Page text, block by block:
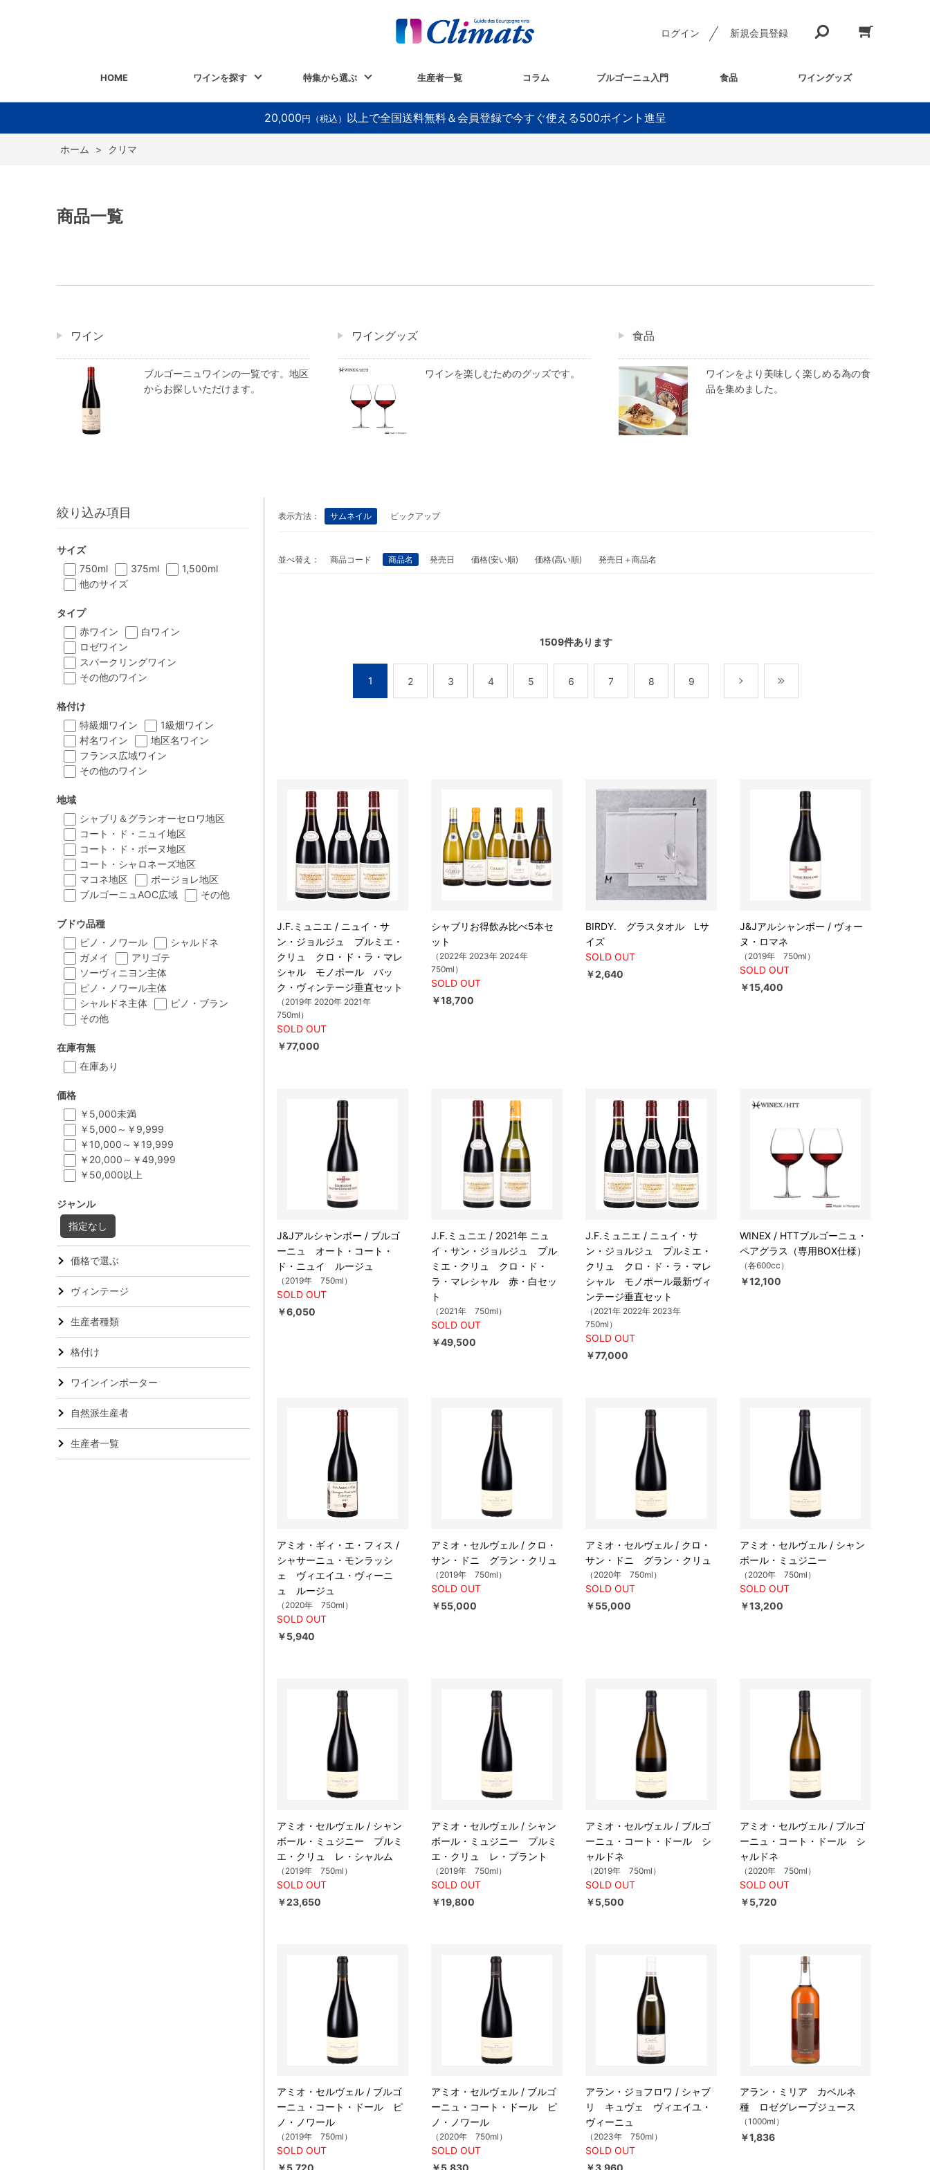
ログイン 新規会員登録
HOME ワインを探す 特集から選ぶ 生産者一覧 コラム ブルゴーニュ入門 食品 ワイングッズ
20,000 円（税込） 以上で全国送料無料＆会員登録で今すぐ使える500ポイント進呈
ホーム > クリマ
商品一覧
ワイン
ブルゴーニュワインの一覧です。地区
からお探しいただけます。
ワイングッズ
ワインを楽しむためのグッズです。
食品
ワインをより美味しく楽しめる為の食
品を集めました。
絞り込み項目
サイズ
750ml
375ml
1,500ml
他のサイズ
タイプ
赤ワイン
白ワイン
ロゼワイン
スパークリングワイン
その他のワイン
格付け
特級畑ワイン
1級畑ワイン
村名ワイン
地区名ワイン
フランス広域ワイン
その他のワイン
地域
シャブリ＆グランオーセロワ地区
コート・ド・ニュイ地区
コート・ド・ボーヌ地区
コート・シャロネーズ地区
マコネ地区
ボージョレ地区
ブルゴーニュAOC広域
その他
ブドウ品種
ピノ・ノワール
シャルドネ
ガメイ
アリゴテ
ソーヴィニヨン主体
ピノ・ノワール主体
シャルドネ主体
ピノ・ブラン
その他
在庫有無
在庫あり
価格
￥5,000未満
￥5,000～￥9,999
￥10,000～￥19,999
￥20,000～￥49,999
￥50,000以上
ジャンル
指定なし
価格で選ぶ
ヴィンテージ
生産者種類
格付け
ワインインポーター
自然派生産者
生産者一覧
表示方法： サムネイル ピックアップ
並べ替え： 商品コード 商品名 発売日 価格(安い順) 価格(高い順) 発売日＋商品名
1509件あります
1 2 3 4 5 6 7 8 9
J.F.ミュニエ / ニュイ・サ
ン・ジョルジュ プルミエ・
クリュ クロ・ド・ラ・マレ
シャル モノポール バッ
ク・ヴィンテージ垂直セット
（2019年 2020年 2021年
750ml）
SOLD OUT
￥77,000
シャブリお得飲み比べ5本セ
ット
（2022年 2023年 2024年
750ml）
SOLD OUT
￥18,700
BIRDY. グラスタオル Lサ
イズ
SOLD OUT
￥2,640
J&Jアルシャンボー / ヴォー
ヌ・ロマネ
（2019年 750ml）
SOLD OUT
￥15,400
J&Jアルシャンボー / ブルゴ
ーニュ オート・コート・
ド・ニュイ ルージュ
（2019年 750ml）
SOLD OUT
￥6,050
J.F.ミュニエ / 2021年 ニュ
イ・サン・ジョルジュ プル
ミエ・クリュ クロ・ド・
ラ・マレシャル 赤・白セッ
ト
（2021年 750ml）
SOLD OUT
￥49,500
J.F.ミュニエ / ニュイ・サ
ン・ジョルジュ プルミエ・
クリュ クロ・ド・ラ・マレ
シャル モノポール最新ヴィ
ンテージ垂直セット
（2021年 2022年 2023年
750ml）
SOLD OUT
￥77,000
WINEX / HTTブルゴーニュ・
ペアグラス（専用BOX仕様）
（各600cc）
￥12,100
アミオ・ギィ・エ・フィス /
シャサーニュ・モンラッシ
ェ ヴィエイユ・ヴィーニ
ュ ルージュ
（2020年 750ml）
SOLD OUT
￥5,940
アミオ・セルヴェル / クロ・
サン・ドニ グラン・クリュ
（2019年 750ml）
SOLD OUT
￥55,000
アミオ・セルヴェル / クロ・
サン・ドニ グラン・クリュ
（2020年 750ml）
SOLD OUT
￥55,000
アミオ・セルヴェル / シャン
ボール・ミュジニー
（2020年 750ml）
SOLD OUT
￥13,200
アミオ・セルヴェル / シャン
ボール・ミュジニー プルミ
エ・クリュ レ・シャルム
（2019年 750ml）
SOLD OUT
￥23,650
アミオ・セルヴェル / シャン
ボール・ミュジニー プルミ
エ・クリュ レ・プラント
（2019年 750ml）
SOLD OUT
￥19,800
アミオ・セルヴェル / ブルゴ
ーニュ・コート・ドール シ
ャルドネ
（2019年 750ml）
SOLD OUT
￥5,500
アミオ・セルヴェル / ブルゴ
ーニュ・コート・ドール シ
ャルドネ
（2020年 750ml）
SOLD OUT
￥5,720
アミオ・セルヴェル / ブルゴ
ーニュ・コート・ドール ピ
ノ・ノワール
（2019年 750ml）
SOLD OUT
￥5,720
アミオ・セルヴェル / ブルゴ
ーニュ・コート・ドール ピ
ノ・ノワール
（2020年 750ml）
SOLD OUT
￥5,830
アラン・ジョフロワ / シャブ
リ キュヴェ ヴィエイユ・
ヴィーニュ
（2023年 750ml）
SOLD OUT
￥3,960
アラン・ミリア カベルネ
種 ロゼグレープジュース
（1000ml）
￥1,836